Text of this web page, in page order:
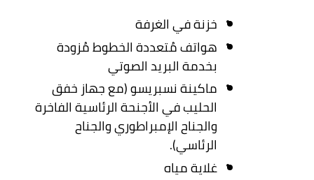
خزنة في الغرفة
هواتف مُتعددة الخطوط مُزودة
بخدمة البريد الصوتي
ماكينة نسبريسو (مع جهاز خفق
الحليب في الأجنحة الرئاسية الفاخرة
والجناح الإمبراطوري والجناح
الرئاسي).
غلاية مياه